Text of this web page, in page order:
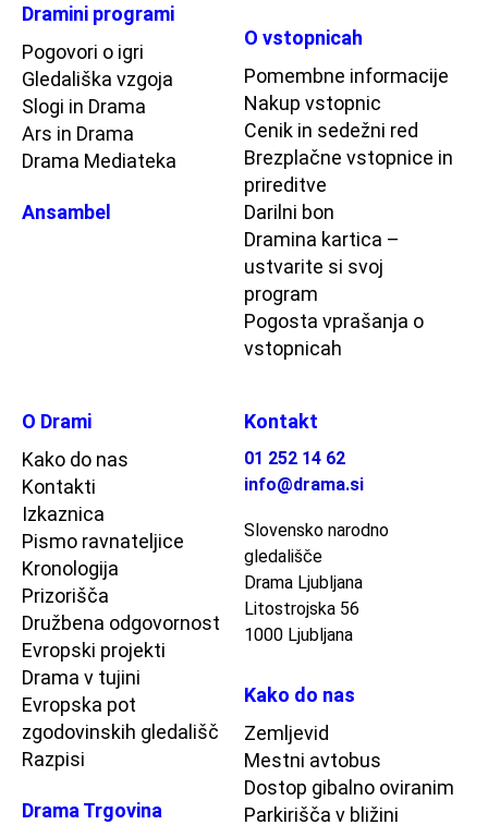
Dramini programi
Pogovori o igri
Gledališka vzgoja
Slogi in Drama
Ars in Drama
Drama Mediateka
Ansambel
O vstopnicah
Pomembne informacije
Nakup vstopnic
Cenik in sedežni red
Brezplačne vstopnice in
prireditve
Darilni bon
Dramina kartica –
ustvarite si svoj
program
Pogosta vprašanja o
vstopnicah
O Drami
Kako do nas
Kontakti
Izkaznica
Pismo ravnateljice
Kronologija
Prizorišča
Družbena odgovornost
Evropski projekti
Drama v tujini
Evropska pot
zgodovinskih gledališč
Razpisi
Drama Trgovina
Kontakt
01 252 14 62
info@drama.si
Slovensko narodno
gledališče
Drama Ljubljana
Litostrojska 56
1000 Ljubljana
Kako do nas
Zemljevid
Mestni avtobus
Dostop gibalno oviranim
Parkirišča v bližini